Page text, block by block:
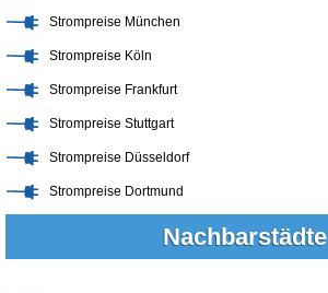
Strompreise München
Strompreise Köln
Strompreise Frankfurt
Strompreise Stuttgart
Strompreise Düsseldorf
Strompreise Dortmund
Nachbarstädte